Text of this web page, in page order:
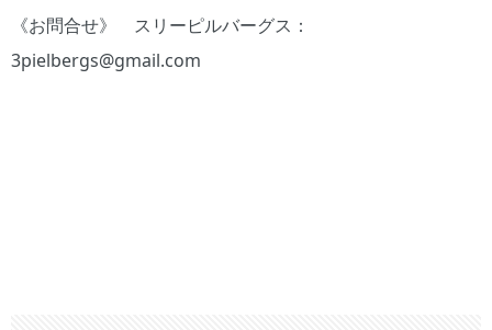
《お問合せ》 スリーピルバーグス：
3pielbergs@gmail.com